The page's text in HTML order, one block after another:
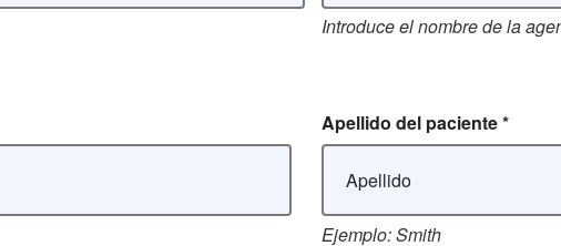
Introduce el nombre de la
Apellido del paciente*
Ejemplo: Smith